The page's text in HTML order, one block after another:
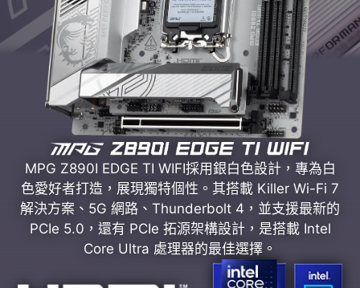
MPG Z890I EDGE TI WIFI採用銀白色設計，專為白
色愛好者打造，展現獨特個性。其搭載 Killer Wi-Fi 7
解決方案、5G 網路、Thunderbolt 4，並支援最新的
PCIe 5.0，還有 PCIe 拓源架構設計，是搭載 Intel
Core Ultra 處理器的最佳選擇。